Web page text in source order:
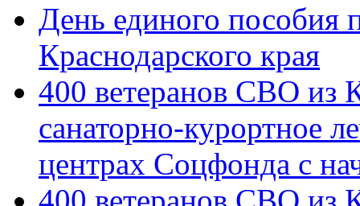
День единого пособия
Краснодарского края
400 ветеранов СВО из
санаторно-курортное
центрах Соцфонда с